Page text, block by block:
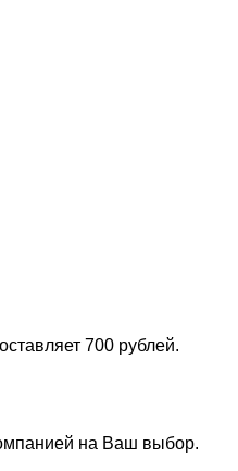
700 рублей.
на Ваш выбор.